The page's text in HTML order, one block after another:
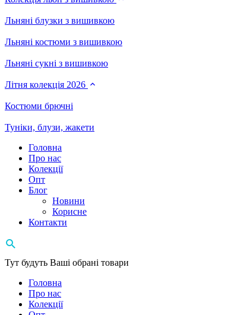
Льняні блузки з вишивкою
Льняні костюми з вишивкою
Льняні сукні з вишивкою
Літня колекція 2026
Костюми брючні
Туніки, блузи, жакети
Головна
Про нас
Колекції
Опт
Блог
Новини
Корисне
Контакти
Тут будуть Ваші обрані товари
Головна
Про нас
Колекції